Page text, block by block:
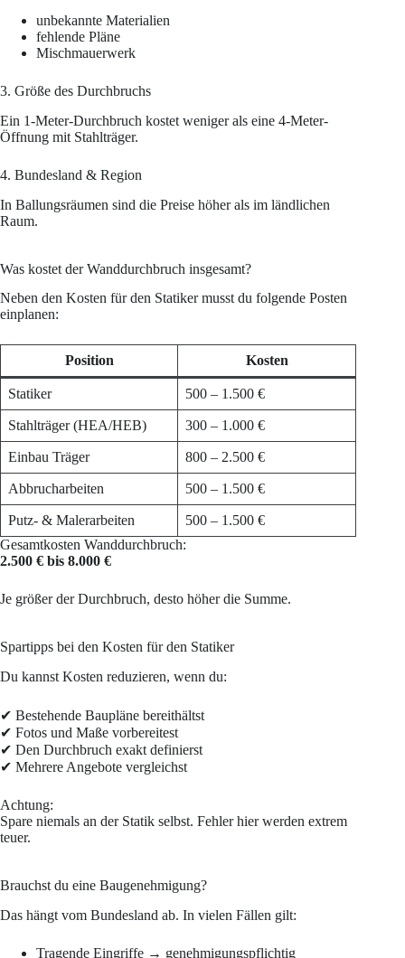
unbekannte Materialien
fehlende Pläne
Mischmauerwerk
3. Größe des Durchbruchs
Ein 1-Meter-Durchbruch kostet weniger als eine 4-Meter-
Öffnung mit Stahlträger.
4. Bundesland & Region
In Ballungsräumen sind die Preise höher als im ländlichen
Raum.
Was kostet der Wanddurchbruch insgesamt?
Neben den Kosten für den Statiker musst du folgende Posten
einplanen:
Position Kosten
Statiker 500 – 1.500 €
Stahlträger (HEA/HEB) 300 – 1.000 €
Einbau Träger 800 – 2.500 €
Abbrucharbeiten 500 – 1.500 €
Putz- & Malerarbeiten
500 – 1.500 €
Gesamtkosten Wanddurchbruch:
2.500 € bis 8.000 €
Je größer der Durchbruch, desto höher die Summe.
Spartipps bei den Kosten für den Statiker
Du kannst Kosten reduzieren, wenn du:
✔ Bestehende Baupläne bereithältst
✔ Fotos und Maße vorbereitest
✔ Den Durchbruch exakt definierst
✔ Mehrere Angebote vergleichst
Achtung:
Spare niemals an der Statik selbst. Fehler hier werden extrem
teuer.
Brauchst du eine Baugenehmigung?
Das hängt vom Bundesland ab. In vielen Fällen gilt:
Tragende Eingriffe → genehmigungspflichtig